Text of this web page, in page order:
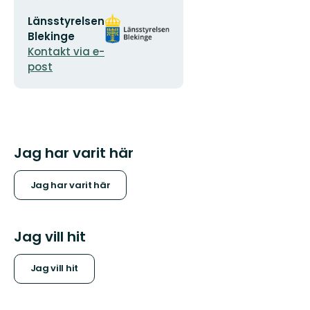
E-
postadress
Länsstyrelsen
Blekinge
Kontakt via e-
post
Organisationens
logotyp
Jag har varit här
Jag har varit här
Jag vill hit
Jag vill hit